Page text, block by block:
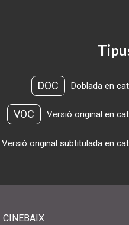
DOC Doblada en
VOC Versió original en
Versió original subtitulada en
CINEBAIX